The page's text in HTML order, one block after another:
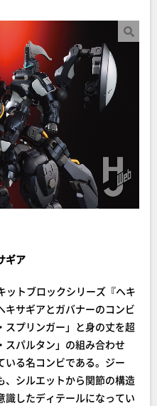
ギア
トブロックシリーズ『ヘキ
サギアとガバナーのコンビ
プリンガー」と身の丈を超
スパルタン」の組み合わせ
いる名コンビである。ジー
、シルエットから関節の構造
識したディテールになってい